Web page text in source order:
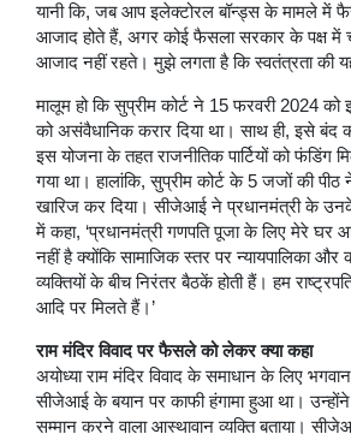
यानी कि, जब आप इलेक्टोरल बॉन्ड्स के मामले में
आजाद होते हैं, अगर कोई फैसला सरकार के पक्ष में
आजाद नहीं रहते। मुझे लगता है कि स्वतंत्रता की यह
मालूम हो कि सुप्रीम कोर्ट ने 15 फरवरी 2024 को
को असंवैधानिक करार दिया था। साथ ही, इसे बंद
इस योजना के तहत राजनीतिक पार्टियों को फंडिंग
गया था। हालांकि, सुप्रीम कोर्ट के 5 जजों की पीठ
खारिज कर दिया। सीजेआई ने प्रधानमंत्री के
में कहा, ‘प्रधानमंत्री गणपति पूजा के लिए मेरे
नहीं है क्योंकि सामाजिक स्तर पर न्यायपालिका और
व्यक्तियों के बीच निरंतर बैठकें होती हैं। हम
आदि पर मिलते हैं।’
राम मंदिर विवाद पर फैसले को लेकर क्या कहा
अयोध्या राम मंदिर विवाद के समाधान के लिए
सीजेआई के बयान पर काफी हंगामा हुआ था।
सम्मान करने वाला आस्थावान व्यक्ति बताया।